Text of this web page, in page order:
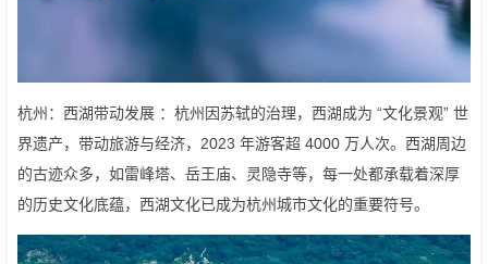
杭州：西湖带动发展 ：杭州因苏轼的治理，西湖成为 “文化景观” 世
界遗产，带动旅游与经济，2023 年游客超 4000 万人次。西湖周边
的古迹众多，如雷峰塔、岳王庙、灵隐寺等，每一处都承载着深厚
的历史文化底蕴，西湖文化已成为杭州城市文化的重要符号。